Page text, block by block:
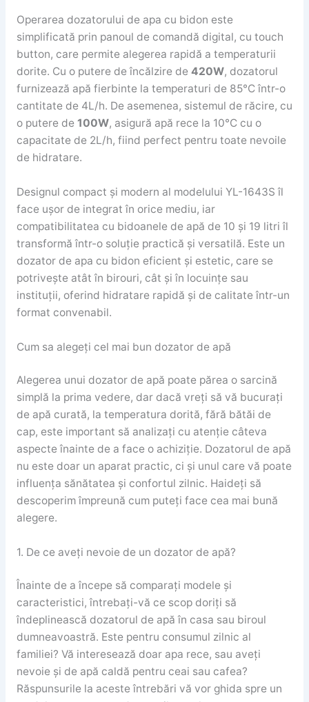
Operarea dozatorului de apa cu bidon este
simplificată prin panoul de comandă digital, cu touch
button, care permite alegerea rapidă a temperaturii
dorite. Cu o putere de încălzire de 420W, dozatorul
furnizează apă fierbinte la temperaturi de 85°C într-o
cantitate de 4L/h. De asemenea, sistemul de răcire, cu
o putere de 100W, asigură apă rece la 10°C cu o
capacitate de 2L/h, fiind perfect pentru toate nevoile
de hidratare.
Designul compact și modern al modelului YL-1643S îl
face ușor de integrat în orice mediu, iar
compatibilitatea cu bidoanele de apă de 10 și 19 litri îl
transformă într-o soluție practică și versatilă. Este un
dozator de apa cu bidon eficient și estetic, care se
potrivește atât în birouri, cât și în locuințe sau
instituții, oferind hidratare rapidă și de calitate într-un
format convenabil.
Cum sa alegeți cel mai bun dozator de apă
Alegerea unui dozator de apă poate părea o sarcină
simplă la prima vedere, dar dacă vreți să vă bucurați
de apă curată, la temperatura dorită, fără bătăi de
cap, este important să analizați cu atenție câteva
aspecte înainte de a face o achiziție. Dozatorul de apă
nu este doar un aparat practic, ci și unul care vă poate
influența sănătatea și confortul zilnic. Haideți să
descoperim împreună cum puteți face cea mai bună
alegere.
1. De ce aveți nevoie de un dozator de apă?
Înainte de a începe să comparați modele și
caracteristici, întrebați-vă ce scop doriți să
îndeplinească dozatorul de apă în casa sau biroul
dumneavoastră. Este pentru consumul zilnic al
familiei? Vă interesează doar apa rece, sau aveți
nevoie și de apă caldă pentru ceai sau cafea?
Răspunsurile la aceste întrebări vă vor ghida spre un